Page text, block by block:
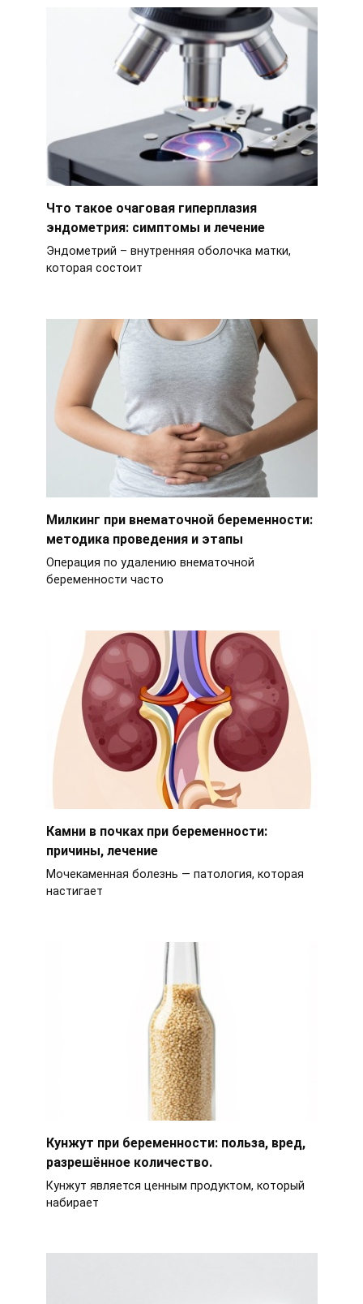
Что такое очаговая гиперплазия
эндометрия: симптомы и лечение
Эндометрий – внутренняя оболочка матки,
которая состоит
Милкинг при внематочной беременности:
методика проведения и этапы
Операция по удалению внематочной
беременности часто
Камни в почках при беременности:
причины, лечение
Мочекаменная болезнь — патология, которая
настигает
Кунжут при беременности: польза, вред,
разрешённое количество.
Кунжут является ценным продуктом, который
набирает